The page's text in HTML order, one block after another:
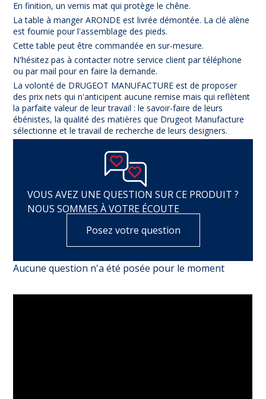
En finition, un vernis mat qui protège le chêne.
La table à manger ARONDE est livrée démontée. La clé alène
est fournie pour l'assemblage des pieds.
Cette table peut être commandée en sur-mesure.
N'hésitez pas à contacter notre service client par téléphone
ou par mail pour en faire la demande.
La volonté de DRUGEOT MANUFACTURE est de proposer
des prix nets qui n'anticipent aucune remise mais qui reflètent
la parfaite valeur de leur travail : le savoir-faire de leurs
ébénistes, la qualité des matières que Drugeot Manufacture
sélectionne et le travail de recherche de leurs designers.
VOUS AVEZ UNE QUESTION SUR CE PRODUIT ?
NOUS SOMMES À VOTRE ÉCOUTE
Posez votre question
Aucune question n'a été posée pour le moment